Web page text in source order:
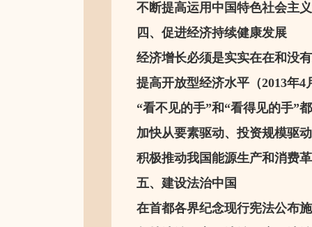
不断提高运用中国特色社会主
四、促进经济持续健康发展
经济增长必须是实实在在和没
提高开放型经济水平（2013年4
“看不见的手”和“看得见的手”
加快从要素驱动、投资规模驱
积极推动我国能源生产和消费
五、建设法治中国
在首都各界纪念现行宪法公布